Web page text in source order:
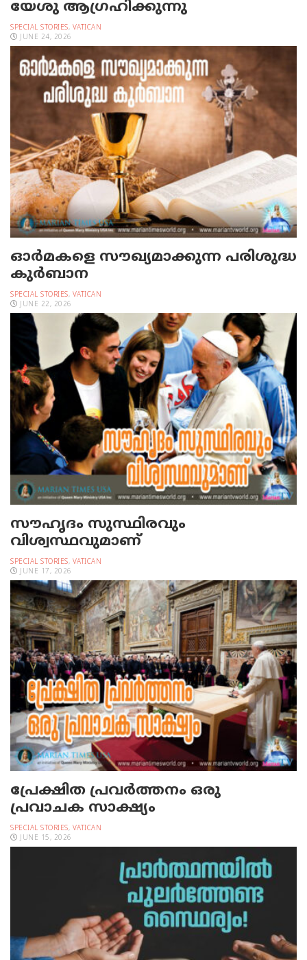
യേശു ആഗ്രഹിക്കുന്നു
SPECIAL STORIES, VATICAN
JUNE 24, 2026
ഓര്‍മകളെ സൗഖ്യമാക്കുന്ന പരിശുദ്ധ
കുര്‍ബാന
SPECIAL STORIES, VATICAN
JUNE 22, 2026
സൗഹൃദം സുസ്ഥിരവും
വിശ്വസ്ഥവുമാണ്
SPECIAL STORIES, VATICAN
JUNE 17, 2026
പ്രേക്ഷിത പ്രവര്‍ത്തനം ഒരു
പ്രവാചക സാക്ഷ്യം
SPECIAL STORIES, VATICAN
JUNE 15, 2026